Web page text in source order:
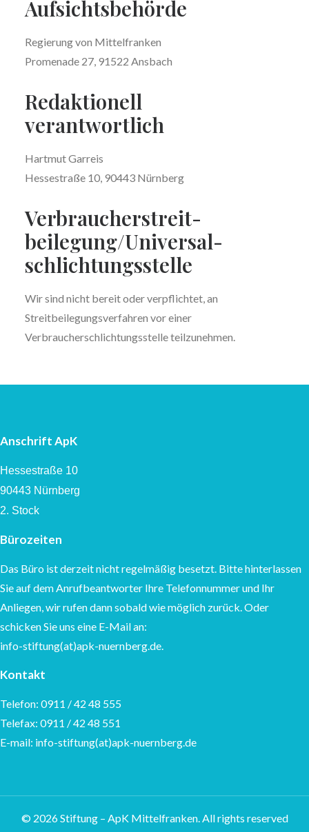
Aufsichtsbehörde
Regierung von Mittelfranken
Promenade 27, 91522 Ansbach
Redaktionell
verantwortlich
Hartmut Garreis
Hessestraße 10, 90443 Nürnberg
Verbraucher­streit­
beilegung/Universal­
schlichtungs­stelle
Wir sind nicht bereit oder verpflichtet, an
Streitbeilegungsverfahren vor einer
Verbraucherschlichtungsstelle teilzunehmen.
Anschrift ApK
Hessestraße 10
90443 Nürnberg
2. Stock
Bürozeiten
Das Büro ist derzeit nicht regelmäßig besetzt. Bitte hinterlassen
Sie auf dem Anrufbeantworter Ihre Telefonnummer und Ihr
Anliegen, wir rufen dann sobald wie möglich zurück. Oder
schicken Sie uns eine E-Mail an:
info-stiftung(at)apk-nuernberg.de.
Kontakt
Telefon: 0911 / 42 48 555
Telefax: 0911 / 42 48 551
E-mail: info-stiftung(at)apk-nuernberg.de
© 2026 Stiftung – ApK Mittelfranken.All rights reserved